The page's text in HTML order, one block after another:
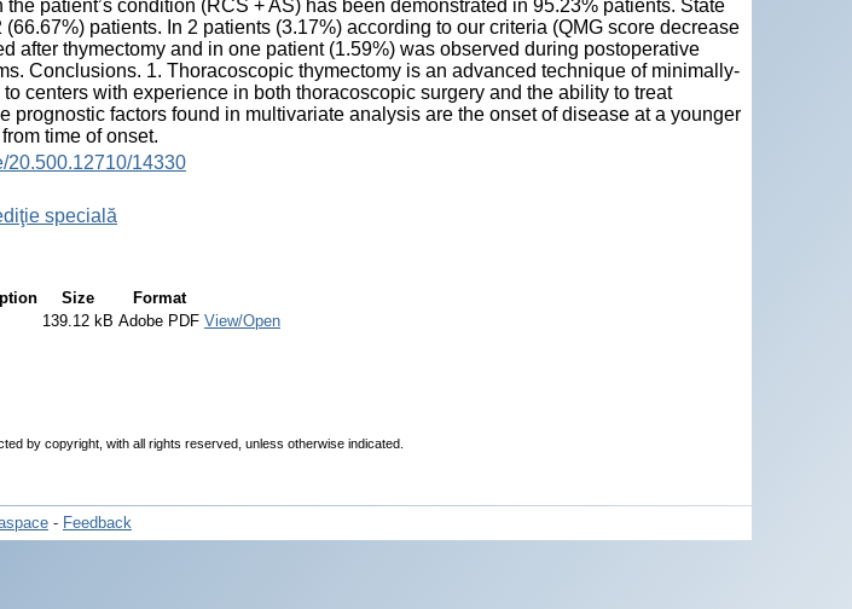
patient’s condition (RCS + AS) has been demonstrated in 95.23% patients. State
patients. In 2 patients (3.17%) according to our criteria (QMG score decrease
after thymectomy and in one patient (1.59%) was observed during postoperative
Conclusions. 1. Thoracoscopic thymectomy is an advanced technique of minimally-
centers with experience in both thoracoscopic surgery and the ability to treat
prognostic factors found in multivariate analysis are the onset of disease at a younger
time of onset.
20.500.12710/14330
specială
Size
Format
139.12 kB Adobe PDF View/Open
by copyright, with all rights reserved, unless otherwise indicated.
- Feedback